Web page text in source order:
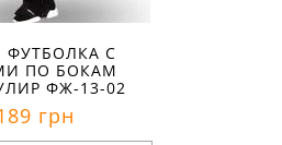
ФУТБОЛКА С
ПО БОКАМ
ФЖ-13-02
грн